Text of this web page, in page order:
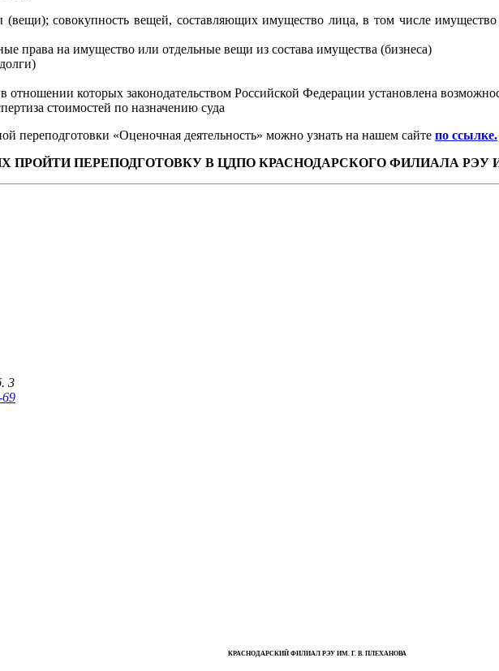
(вещи); совокупность вещей, составляющих имущество лица, в том числе
права на имущество или отдельные вещи из состава имущества (бизнеса)
которых законодательством Российской Федерации установлена
стоимостей по назначению суда
переподготовки «Оценочная деятельность» можно узнать на нашем сайте по ссылке.
ПЕРЕПОДГОТОВКУ В ЦДПО КРАСНОДАРСКОГО ФИЛИАЛА РЭУ
3
КРАСНОДАРСКИЙ ФИЛИАЛ РЭУ ИМ. Г. В. ПЛЕХАНОВА